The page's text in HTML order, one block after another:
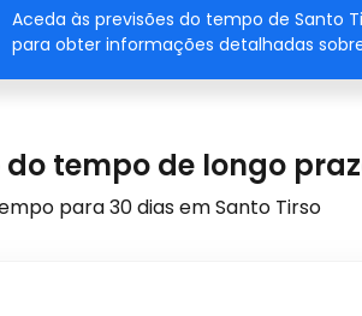
Aceda às previsões do tempo de Santo
para obter informações detalhadas
do tempo de longo
para 30 dias em Santo Tirso